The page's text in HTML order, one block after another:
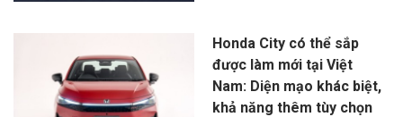
Honda City có thể sắp
được làm mới tại Việt
Nam: Diện mạo khác biệt,
khả năng thêm tùy chọn